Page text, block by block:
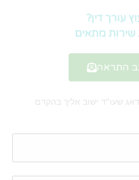
עורך דין?
שירות מתאים
התראה
שעו"ד ישוב אליך בהקדם